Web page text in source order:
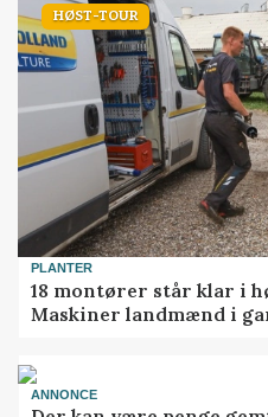
HØST-TOUR
PLANTER
18 montører står klar i
Maskiner landmænd i
ANNONCE